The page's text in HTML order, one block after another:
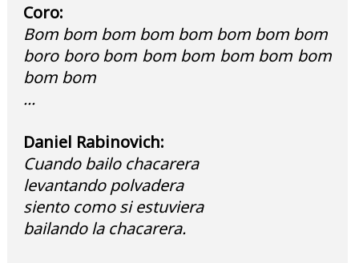
Coro:
Bom bom bom bom bom bom bom bom
boro boro bom bom bom bom bom bom
bom bom
...
Daniel Rabinovich:
Cuando bailo chacarera
levantando polvadera
siento como si estuviera
bailando la chacarera.